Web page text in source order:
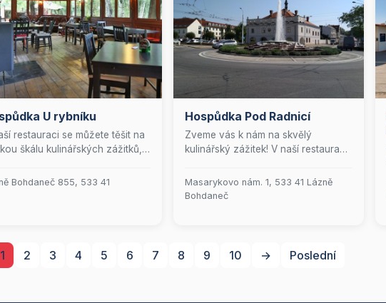
U rybníku
restauraci se můžete těšit na
škálu kulinářských zážitků,
kuchyni. Nabízíme
nealkoholických osvěžení,
kávu a osvěžující nanuky.
Bohdaneč 855, 533 41
Hospůdka Pod Radnicí
Zveme vás k nám na skvělý
kulinářský zážitek! V naší restauraci
hotovkách, bleskově připravených
minutkách a čerstvých rybích
nebo svatební hostinu, postaráme
se o to, aby vaše akce byla
Masarykovo nám. 1, 533 41 Lázně
Bohdaneč
1 2 3 4 5 6 7 8 9 10 → Poslední